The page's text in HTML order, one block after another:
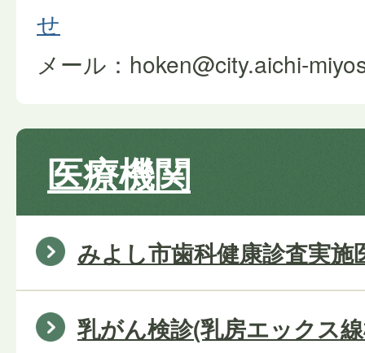
せ
メール：hoken@city.aichi-
医療機関
みよし市歯科健康診査実施
乳がん検診(乳房エックス